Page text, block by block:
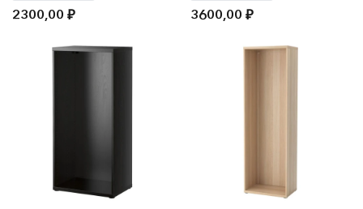
2300,00₽ 3600,00₽